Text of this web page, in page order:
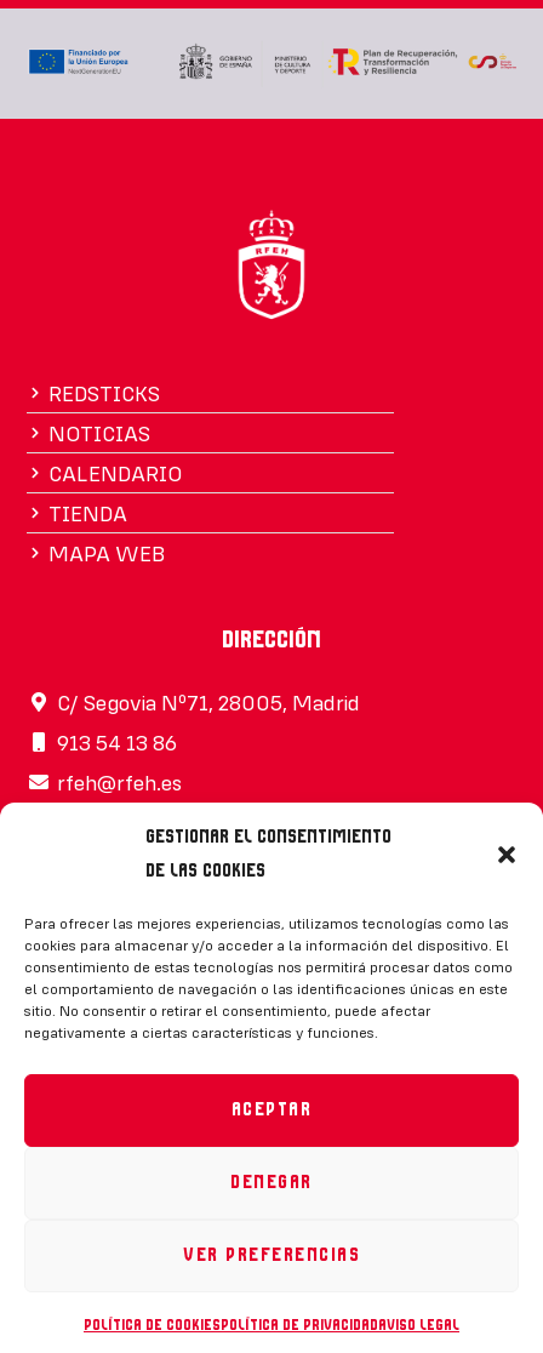
Gestionar el consentimiento
de las cookies
Para ofrecer las mejores experiencias, utilizamos tecnologías como las
cookies para almacenar y/o acceder a la información del dispositivo. El
consentimiento de estas tecnologías nos permitirá procesar datos como
el comportamiento de navegación o las identificaciones únicas en este
sitio. No consentir o retirar el consentimiento, puede afectar
negativamente a ciertas características y funciones.
Aceptar
Denegar
Ver preferencias
Política de cookies Política de privacidadAviso legal
REDSTICKS
NOTICIAS
CALENDARIO
TIENDA
MAPA WEB
Dirección
C/ Segovia Nº71, 28005, Madrid
913 54 13 86
rfeh@rfeh.es
Síguenos
Desarrollado por